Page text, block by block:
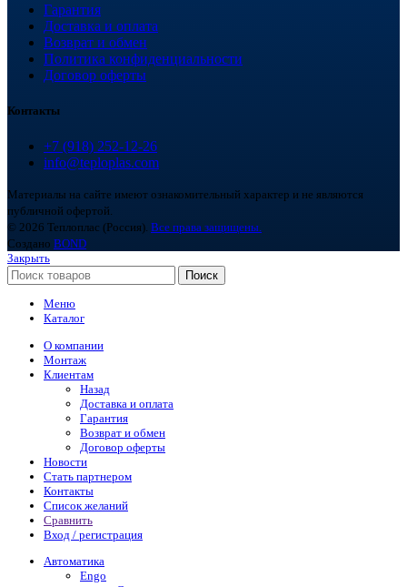
Гарантия
Доставка и оплата
Возврат и обмен
Политика конфиденциальности
Договор оферты
Контакты
+7 (918) 252-12-26
info@teploplas.com
Материалы на сайте имеют ознакомительный характер и не являются
публичной офертой.
© 2026 Теплоплас (Россия). Все права защищены.
Создано BOND
Закрыть
Поиск
Меню
Каталог
О компании
Монтаж
Клиентам
Назад
Доставка и оплата
Гарантия
Возврат и обмен
Договор оферты
Новости
Стать партнером
Контакты
Список желаний
Сравнить
Вход / регистрация
Автоматика
Engo